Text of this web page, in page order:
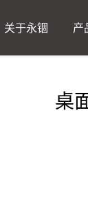
关于永锢 产
桌